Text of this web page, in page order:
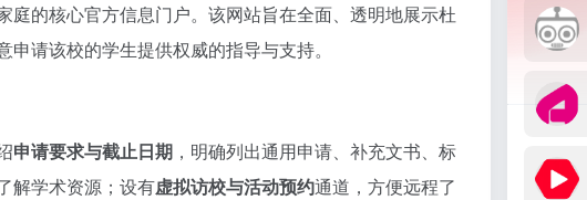
的核心官方信息门户。该网站旨在全面、透明地展示杜
请该校的学生提供权威的指导与支持。
申请要求与截止日期 ，明确列出通用申请、补充文书、标
解学术资源；设有虚拟访校与活动预约通道，方便远程了